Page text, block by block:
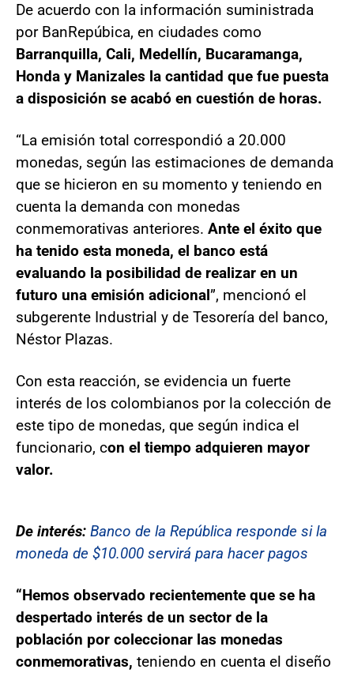
De acuerdo con la información suministrada
por BanRepúbica, en ciudades como
Barranquilla, Cali, Medellín, Bucaramanga,
Honda y Manizales la cantidad que fue puesta
a disposición se acabó en cuestión de horas.
“La emisión total correspondió a 20.000
monedas, según las estimaciones de demanda
que se hicieron en su momento y teniendo en
cuenta la demanda con monedas
conmemorativas anteriores. Ante el éxito que
ha tenido esta moneda, el banco está
evaluando la posibilidad de realizar en un
futuro una emisión adicional”, mencionó el
subgerente Industrial y de Tesorería del banco,
Néstor Plazas.
Con esta reacción, se evidencia un fuerte
interés de los colombianos por la colección de
este tipo de monedas, que según indica el
funcionario, con el tiempo adquieren mayor
valor.
De interés: Banco de la República responde si la
moneda de $10.000 servirá para hacer pagos
“Hemos observado recientemente que se ha
despertado interés de un sector de la
población por coleccionar las monedas
conmemorativas, teniendo en cuenta el diseño